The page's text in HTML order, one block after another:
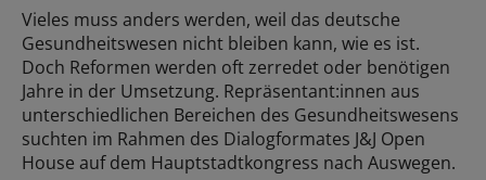
Vieles muss anders werden, weil das deutsche
Gesundheitswesen nicht bleiben kann, wie es ist.
Doch Reformen werden oft zerredet oder benötigen
Jahre in der Umsetzung. Repräsentant:innen aus
unterschiedlichen Bereichen des Gesundheitswesens
suchten im Rahmen des Dialogformates J&J Open
House auf dem Hauptstadtkongress nach Auswegen.